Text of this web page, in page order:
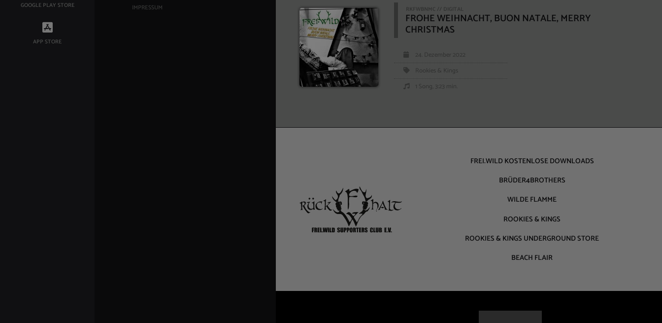
GOOGLE PLAY STORE
APP STORE
IMPRESSUM
RKFWBNMC // DIGITAL
FROHE WEIHNACHT, BUON NATALE, MERRY
CHRISTMAS
24. Dezember 2022
Rookies & Kings
1 Song, 3:23 min.
FREI.WILD KOSTENLOSE DOWNLOADS
BRÜDER4BROTHERS
WILDE FLAMME
ROOKIES & KINGS
ROOKIES & KINGS UNDERGROUND STORE
BEACH FLAIR